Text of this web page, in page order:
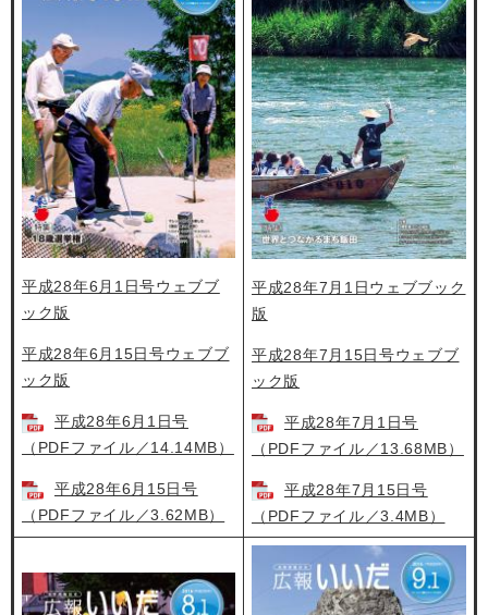
平成28年6月1日号ウェブブ
ック版
平成28年6月15日号ウェブブ
ック版
平成28年6月1日号
（PDFファイル／14.14MB）
平成28年6月15日号
（PDFファイル／3.62MB）
平成28年7月1日ウェブブック
版
平成28年7月15日号ウェブブ
ック版
平成28年7月1日号
（PDFファイル／13.68MB）
平成28年7月15日号
（PDFファイル／3.4MB）